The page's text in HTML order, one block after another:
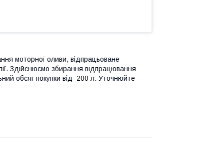
моторної оливи, відпрацьоване
Здійснюємо збирання відпрацювання
обсяг покупки від 200 л. Уточнюйте